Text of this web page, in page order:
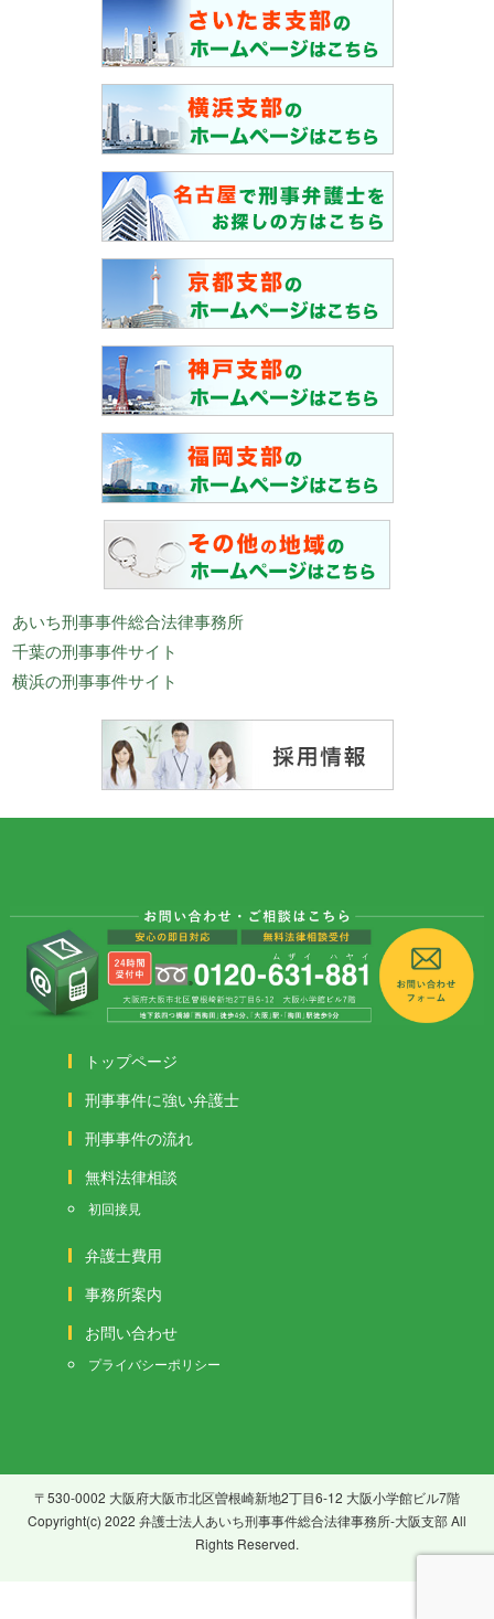
あいち刑事事件総合法律事務所
千葉の刑事事件サイト
横浜の刑事事件サイト
トップページ
刑事事件に強い弁護士
刑事事件の流れ
無料法律相談
初回接見
弁護士費用
事務所案内
お問い合わせ
プライバシーポリシー
〒530-0002 大阪府大阪市北区曽根崎新地2丁目6-12 大阪小学館ビル7階
Copyright(c) 2022 弁護士法人あいち刑事事件総合法律事務所-大阪支部 All
Rights Reserved.